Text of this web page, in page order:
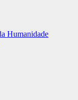
Humanidade